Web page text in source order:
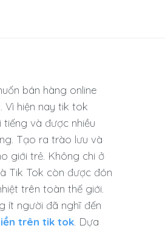
bán hàng online
Vì hiện nay tik tok
và được nhiều
Tạo ra trào lưu và
giới trẻ. Không chi ở
Tik Tok còn được đón
trên toàn thế giới.
ít người đã nghĩ đến
trên tik tok . Dựa